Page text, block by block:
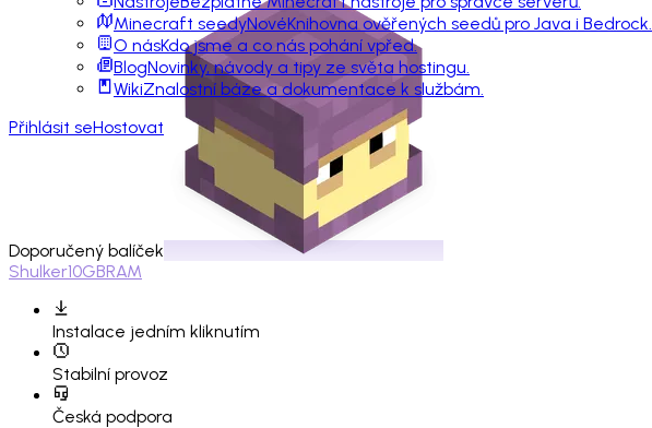
Minecraft seedyNovéKnihovna ověřených seedů pro Java i Bedrock.
O násKdo jsme a co nás pohání vpřed.
BlogNovinky, návody a tipy ze světa hostingu.
WikiZnalostní báze a dokumentace k službám.
Přihlásit seHostovat
Doporučený balíček
Shulker10GBRAM
Instalace jedním kliknutím
Stabilní provoz
Česká podpora